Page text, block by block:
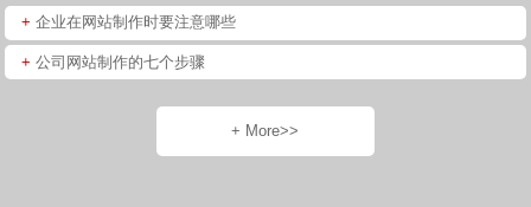
+ 企业在网站制作时要注意哪些
+ 公司网站制作的七个步骤
+ More>>